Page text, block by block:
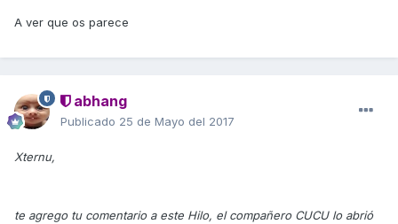
A ver que os parece
abhang
Publicado 25 de Mayo del 2017
Xternu,
te agrego tu comentario a este Hilo, el compañero CUCU lo abrió